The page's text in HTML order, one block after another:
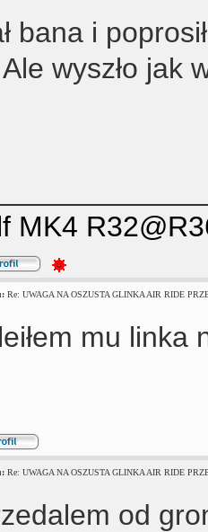
bana i
wyszło jak
MK4
Re: UWAGA NA OSZUSTA GLINKA AIR RIDE
mu linka
Re: UWAGA NA OSZUSTA GLINKA AIR RIDE
od